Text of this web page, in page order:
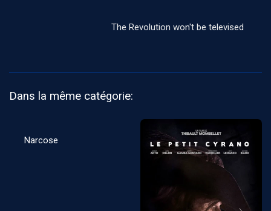
The Revolution won't be televised
Dans la même catégorie:
Narcose